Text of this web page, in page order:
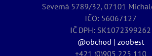
Severná 5789/32, 07101
IČO: 56067127
IČ DPH: SK1072399262
@obchod | zoobest
+421 (0)905 225 110